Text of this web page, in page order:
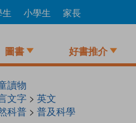
小學生 家長
圖書 好書推介
讀物
文字> 英文
科普> 普及科學